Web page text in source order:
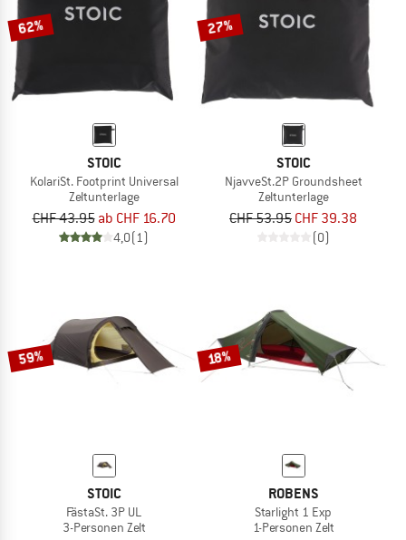
62%
STOIC
KolariSt. Footprint Universal
Zeltunterlage
CHF 43.95 ab CHF 16.70
4,0(1)
27%
STOIC
NjavveSt.2P Groundsheet
Zeltunterlage
CHF 53.95 CHF 39.38
(0)
59%
STOIC
FästaSt. 3P UL
3-Personen Zelt
18%
ROBENS
Starlight 1 Exp
1-Personen Zelt